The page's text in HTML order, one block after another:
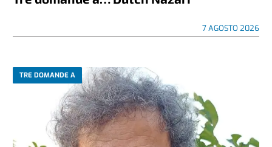
7 AGOSTO 2026
TRE DOMANDE A